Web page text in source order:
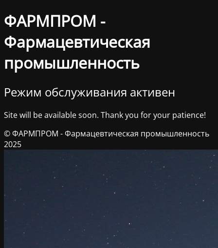
ФАРМПРОМ -
Фармацевтическая
промышленность
Режим обслуживания активен
Site will be available soon. Thank you for your patience!
© ФАРМПРОМ - Фармацевтическая промышленность
2025